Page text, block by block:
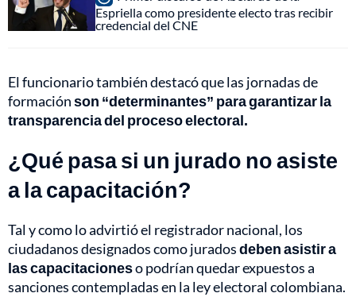
Espriella como presidente electo tras recibir
credencial del CNE
El funcionario también destacó que las jornadas de
formaciónson “determinantes” para garantizar la
transparencia del proceso electoral.
¿Qué pasa si un jurado no asiste
a la capacitación?
Tal y como lo advirtió el registrador nacional, los
ciudadanos designados como juradosdeben asistir a
las capacitacioneso podrían quedar expuestos a
sanciones contempladas en la ley electoral colombiana.